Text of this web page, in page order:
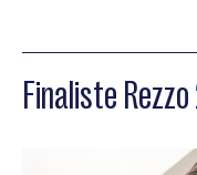
Finaliste